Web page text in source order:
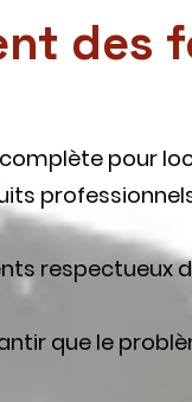
des
pour
respectueux
que le